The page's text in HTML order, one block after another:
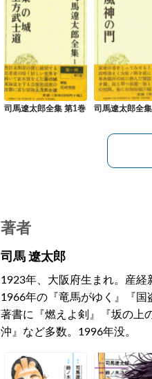
司馬遼太郎全集 第1巻 司馬遼太郎全
著者
司馬 遼太郎
1923年、大阪府生まれ。産経
1966年の『竜馬がゆく』『
著書に『燃えよ剣』『坂の上
沖』など多数。1996年没。